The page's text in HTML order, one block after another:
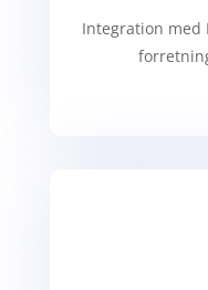
Integration med